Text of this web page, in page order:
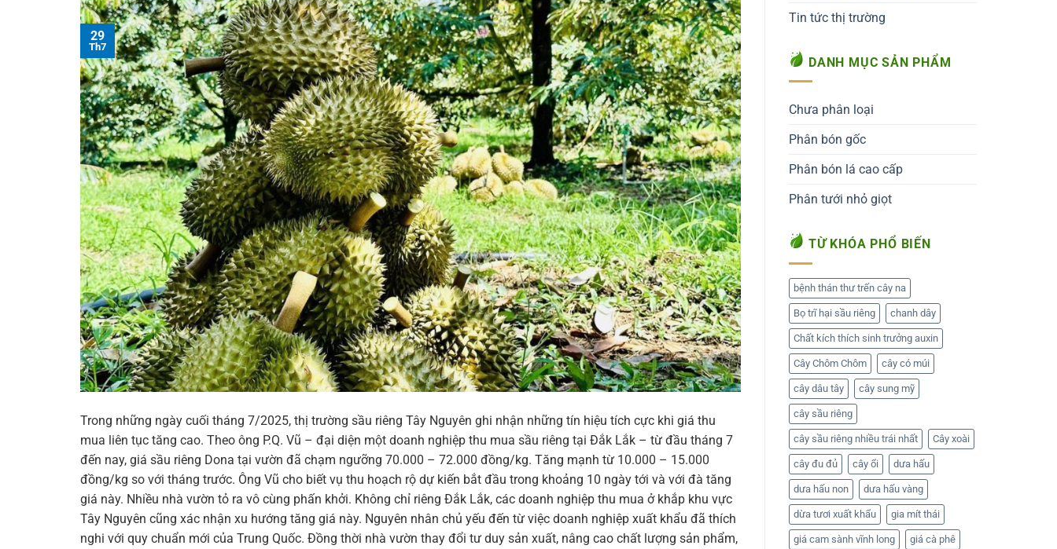
29
Th7
Trong những ngày cuối tháng 7/2025, thị trường sầu riêng Tây Nguyên ghi nhận những tín hiệu tích cực khi giá thu
mua liên tục tăng cao. Theo ông P.Q. Vũ – đại diện một doanh nghiệp thu mua sầu riêng tại Đắk Lắk – từ đầu tháng 7
đến nay, giá sầu riêng Dona tại vườn đã chạm ngưỡng 70.000 – 72.000 đồng/kg. Tăng mạnh từ 10.000 – 15.000
đồng/kg so với tháng trước. Ông Vũ cho biết vụ thu hoạch rộ dự kiến bắt đầu trong khoảng 10 ngày tới và với đà tăng
giá này. Nhiều nhà vườn tỏ ra vô cùng phấn khởi. Không chỉ riêng Đắk Lắk, các doanh nghiệp thu mua ở khắp khu vực
Tây Nguyên cũng xác nhận xu hướng tăng giá này. Nguyên nhân chủ yếu đến từ việc doanh nghiệp xuất khẩu đã thích
nghi với quy chuẩn mới của Trung Quốc. Đồng thời nhà vườn thay đổi tư duy sản xuất, nâng cao chất lượng sản phẩm,
Tin tức thị trường
DANH MỤC SẢN PHẨM
Chưa phân loại
Phân bón gốc
Phân bón lá cao cấp
Phân tưới nhỏ giọt
TỪ KHÓA PHỔ BIẾN
bệnh thán thư trến cây na
Bọ trĩ hại sầu riêng chanh dây
Chất kích thích sinh trưởng auxin
Cây Chôm Chôm cây có múi
cây dâu tây cây sung mỹ
cây sầu riêng
cây sầu riêng nhiều trái nhất Cây xoài
cây đu đủ cây ổi dưa hấu
dưa hấu non dưa hấu vàng
dừa tươi xuất khẩu gia mít thái
giá cam sành vĩnh long giá cà phê